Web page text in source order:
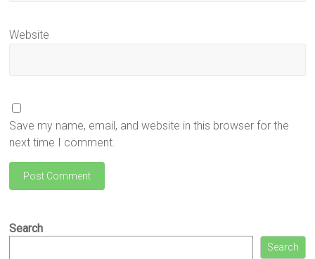
Website
Save my name, email, and website in this browser for the
next time I comment.
Search
Search